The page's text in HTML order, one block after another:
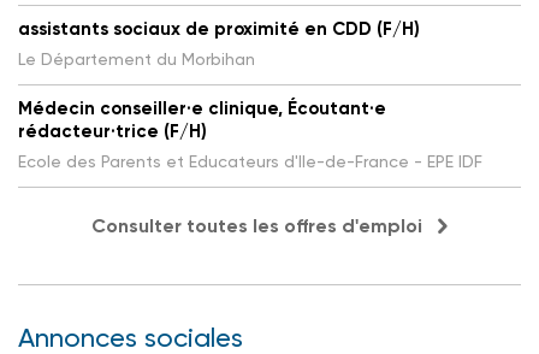
assistants sociaux de proximité en CDD (F/H)
Le Département du Morbihan
Médecin conseiller·e clinique, Écoutant·e
rédacteur·trice (F/H)
Ecole des Parents et Educateurs d'Ile-de-France - EPE IDF
Consulter toutes les offres d'emploi
Annonces sociales